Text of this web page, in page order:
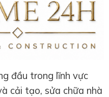
đầu trong lĩnh vực
cải tạo, sửa chữa nhà